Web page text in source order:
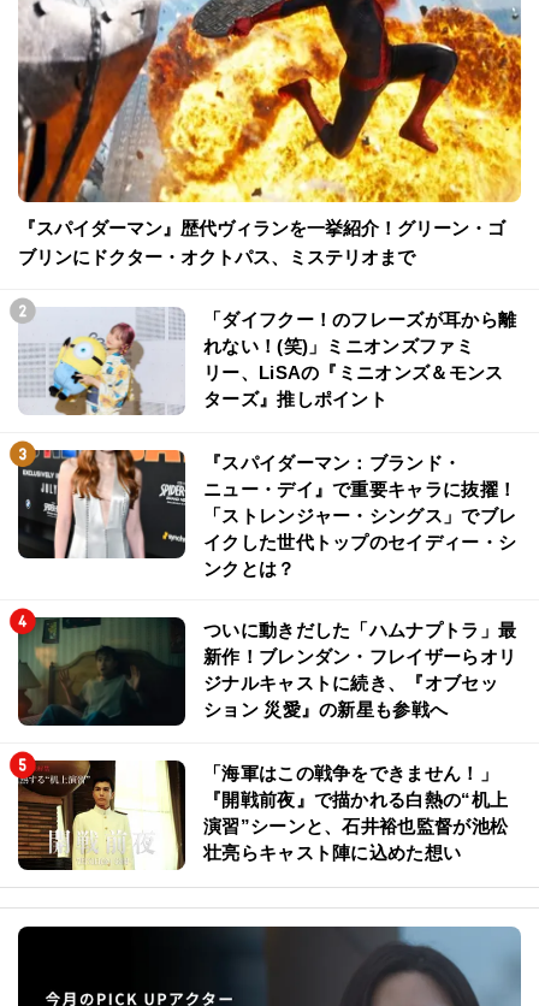
『スパイダーマン』歴代ヴィランを一挙紹介！グリーン・ゴ
ブリンにドクター・オクトパス、ミステリオまで
「ダイフクー！のフレーズが耳から離
れない！(笑)」ミニオンズファミ
リー、LiSAの『ミニオンズ＆モンス
ターズ』推しポイント
『スパイダーマン：ブランド・
ニュー・デイ』で重要キャラに抜擢！
「ストレンジャー・シングス」でブレ
イクした世代トップのセイディー・シ
ンクとは？
ついに動きだした「ハムナプトラ」最
新作！ブレンダン・フレイザーらオリ
ジナルキャストに続き、『オブセッ
ション 災愛』の新星も参戦へ
「海軍はこの戦争をできません！」
『開戦前夜』で描かれる白熱の“机上
演習”シーンと、石井裕也監督が池松
壮亮らキャスト陣に込めた想い